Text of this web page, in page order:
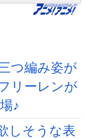
つ編み姿が
リーレンが
♪
しそうな表